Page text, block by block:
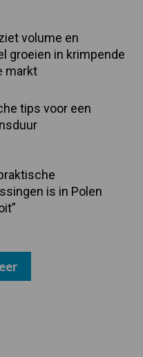
volume en
groeien in krimpende
markt
tips voor een
is in Polen